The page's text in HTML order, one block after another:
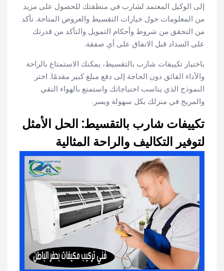
إلى الوكيل المعتمد لشارب في منطقتك للحصول على مزيد
من المعلومات حول خيارات التقسيط والعروض المتاحة. تأكد
من التحقق من شروط وأحكام التمويل والتأكد من قدرتك
على السداد قبل الاتفاق على أي صفقة.
باختيار تكييفات شارب بالتقسيط، يمكنك الاستمتاع بالراحة
والأداء الفائق دون الحاجة إلى دفع مبلغ كبير مقدمًا. اختر
النموذج الذي يناسب احتياجاتك واستمتع بالهواء النقي
والمريح في منزلك بكل سهولة ويسر.
تكييفات شارب بالتقسيط: الحل الأمثل
لتوفير التكاليف والراحة المثالية